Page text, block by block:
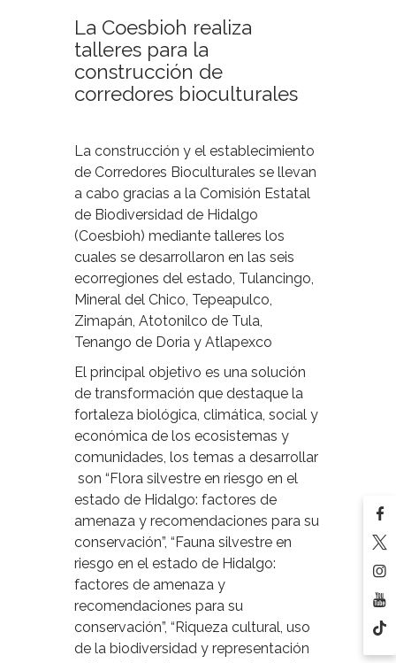
La Coesbioh realiza
talleres para la
construcción de
corredores bioculturales
La construcción y el establecimiento
de Corredores Bioculturales se llevan
a cabo gracias a la Comisión Estatal
de Biodiversidad de Hidalgo
(Coesbioh) mediante talleres los
cuales se desarrollaron en las seis
ecorregiones del estado, Tulancingo,
Mineral del Chico, Tepeapulco,
Zimapán, Atotonilco de Tula,
Tenango de Doria y Atlapexco
El principal objetivo es una solución
de transformación que destaque la
fortaleza biológica, climática, social y
económica de los ecosistemas y
comunidades, los temas a desarrollar
son “Flora silvestre en riesgo en el
estado de Hidalgo: factores de
amenaza y recomendaciones para su
conservación”, “Fauna silvestre en
riesgo en el estado de Hidalgo:
factores de amenaza y
recomendaciones para su
conservación”, “Riqueza cultural, uso
de la biodiversidad y representación